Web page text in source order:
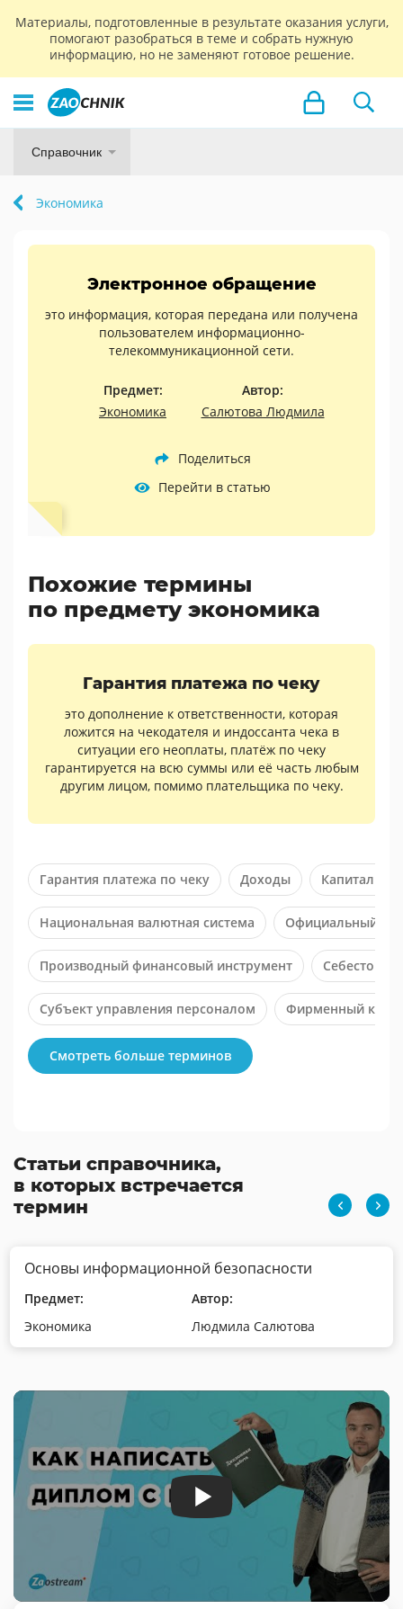
Материалы, подготовленные в результате оказания услуги,
помогают разобраться в теме и собрать нужную
информацию, но не заменяют готовое решение.
Справочник
Экономика
Электронное обращение
это информация, которая передана или получена
пользователем информационно-
телекоммуникационной сети.
Предмет:
Экономика
Автор:
Салютова Людмила
Поделиться
Перейти в статью
Похожие термины
по предмету экономика
Гарантия платежа по чеку
это дополнение к ответственности, которая
ложится на чекодателя и индоссанта чека в
ситуации его неоплаты, платёж по чеку
гарантируется на всю суммы или её часть любым
другим лицом, помимо плательщика по чеку.
Гарантия платежа по чеку Доходы Капитализм
Национальная валютная система Официальный
Производный финансовый инструмент
Субъект управления персоналом Фирменный
Смотреть больше терминов
Статьи справочника,
в которых встречается
термин
Основы информационной безопасности
Предмет:
Экономика
Автор:
Людмила Салютова